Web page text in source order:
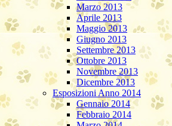
Marzo 2013
Aprile 2013
Maggio 2013
Giugno 2013
Settembre 2013
Ottobre 2013
Novembre 2013
Dicembre 2013
Esposizioni Anno 2014
Gennaio 2014
Febbraio 2014